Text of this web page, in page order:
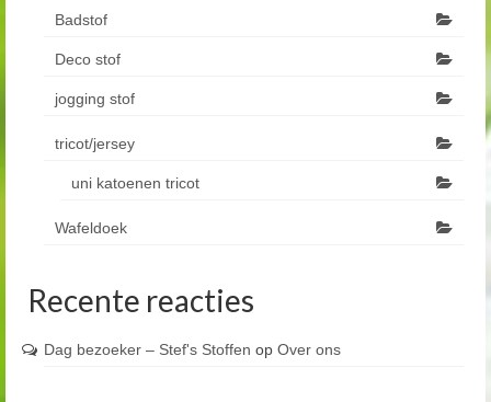
Badstof
Deco stof
jogging stof
tricot/jersey
uni katoenen tricot
Wafeldoek
Recente reacties
Dag bezoeker – Stef's Stoffen op Over ons